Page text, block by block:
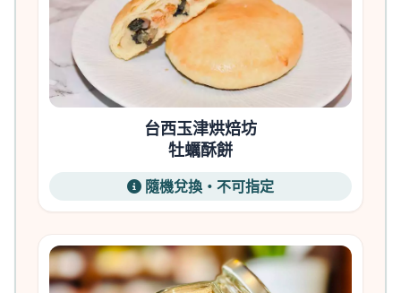
台西玉津烘焙坊
牡蠣酥餅
隨機兌換・不可指定